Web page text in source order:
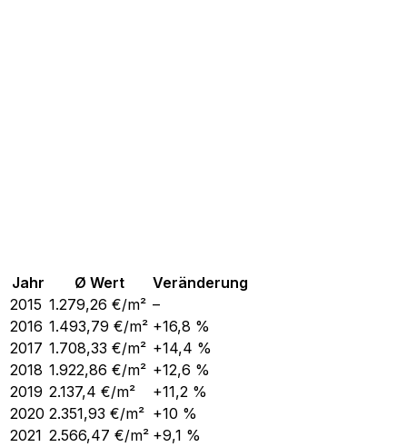
Jahr Ø Wert
Veränderung
2015 1.279,26 €/m² –
2016 1.493,79 €/m² +16,8 %
2017 1.708,33 €/m² +14,4 %
2018 1.922,86 €/m² +12,6 %
2019 2.137,4 €/m²
+11,2 %
2020 2.351,93 €/m² +10 %
2021 2.566,47 €/m² +9,1 %